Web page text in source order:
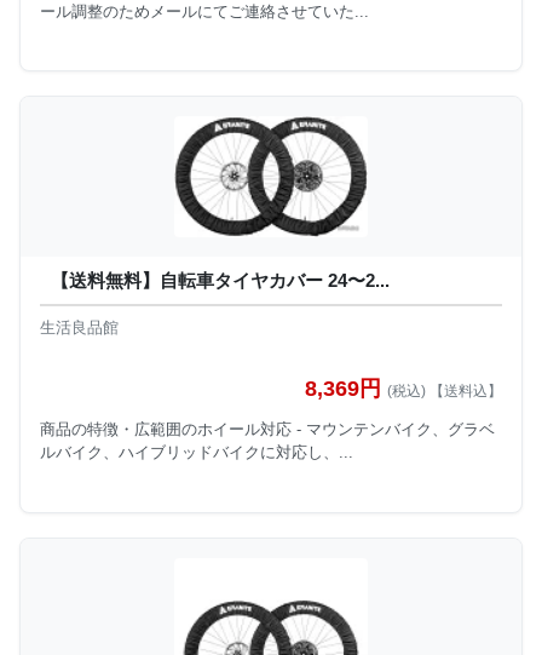
ール調整のためメールにてご連絡させていた...
【送料無料】自転車タイヤカバー 24〜2...
生活良品館
8,369円 (税込) 【送料込】
商品の特徴・広範囲のホイール対応 - マウンテンバイク、グラベ
ルバイク、ハイブリッドバイクに対応し、...